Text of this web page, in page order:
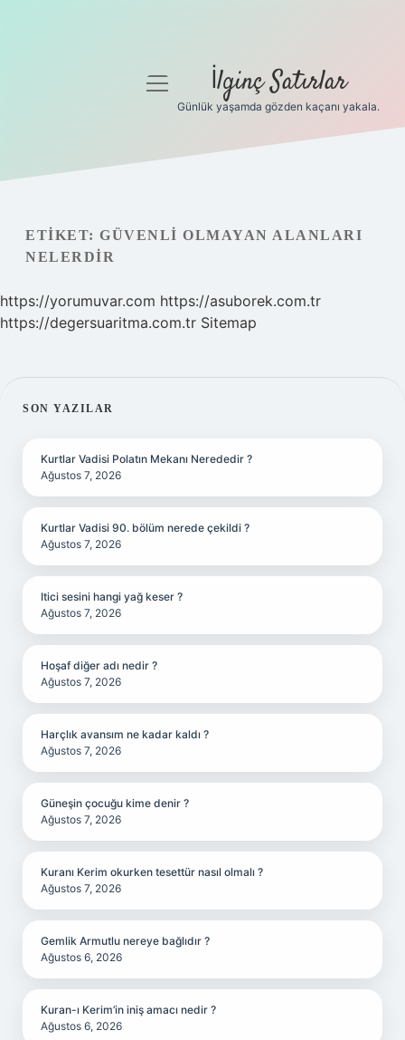
Gizlilik Politikası
Hakkımızda
menüyü
İlginç Satırlar
Günlük yaşamda gözden kaçanı yakala.
ETIKET: GÜVENLI OLMAYAN ALANLARI
NELERDIR
https://yorumuvar.com https://asuborek.com.tr
https://degersuaritma.com.tr Sitemap
SIDEBAR
SON YAZILAR
Kurtlar Vadisi Polatın Mekanı Nerededir ?
Ağustos 7, 2026
Kurtlar Vadisi 90. bölüm nerede çekildi ?
Ağustos 7, 2026
Itici sesini hangi yağ keser ?
Ağustos 7, 2026
Hoşaf diğer adı nedir ?
Ağustos 7, 2026
Harçlık avansım ne kadar kaldı ?
Ağustos 7, 2026
Güneşin çocuğu kime denir ?
Ağustos 7, 2026
Kuranı Kerim okurken tesettür nasıl olmalı ?
Ağustos 7, 2026
Gemlik Armutlu nereye bağlıdır ?
Ağustos 6, 2026
Kuran-ı Kerim’in iniş amacı nedir ?
Ağustos 6, 2026